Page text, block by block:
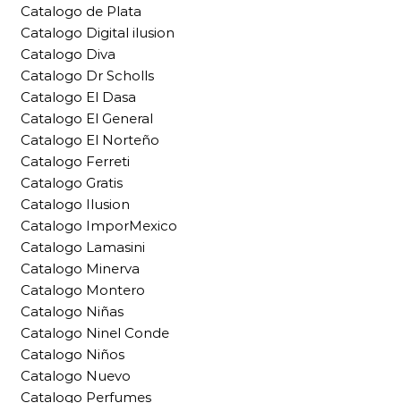
Catalogo de Plata
Catalogo Digital ilusion
Catalogo Diva
Catalogo Dr Scholls
Catalogo El Dasa
Catalogo El General
Catalogo El Norteño
Catalogo Ferreti
Catalogo Gratis
Catalogo Ilusion
Catalogo ImporMexico
Catalogo Lamasini
Catalogo Minerva
Catalogo Montero
Catalogo Niñas
Catalogo Ninel Conde
Catalogo Niños
Catalogo Nuevo
Catalogo Perfumes